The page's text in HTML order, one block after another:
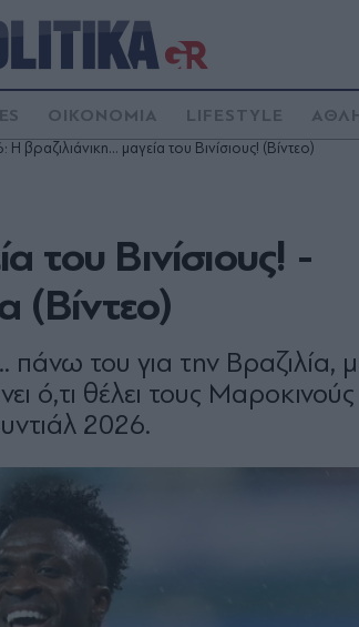
ΟΙΚΟΝΟΜΙΑ LIFESTYLE
Η βραζιλιάνικη... μαγεία του Βινίσιους! (Βίντεο)
του Βινίσιους! -
(Βίντεο)
πάνω του για την Βραζιλία,
ό,τι θέλει τους Μαροκινούς
2026.